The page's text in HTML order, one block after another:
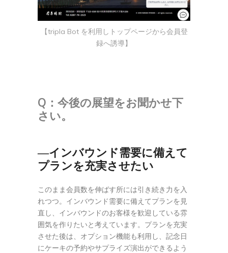
【tripla Bot を利用しトップページから会員登
録へ誘導】
Q： 今後の展望をお聞かせ下
さい。
―インバウンド需要に備えて
プランを充実させたい
このまま会員数を伸ばす所には引き続き力を入
れつつ。インバウンド需要に備えてプランを見
直し、インバウンドのお客様を歓迎している雰
囲気を作りたいと考えています。プランを充実
させた後は、オプション機能も利用し、記念日
にケーキの予約やサプライズ演出ができるよう